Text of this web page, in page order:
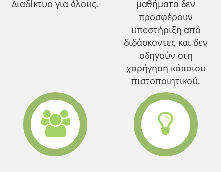
Διαδίκτυο για όλους.
μαθήματα δεν
προσφέρουν
υποστήριξη από
διδάσκοντες και δεν
οδηγούν στη
χορήγηση κάποιου
πιστοποιητικού.